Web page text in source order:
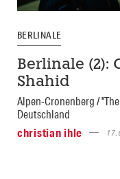
BERLINALE
Berlinale (2):
Shahid
Alpen-Cronenberg /
Deutschland
christian ihle